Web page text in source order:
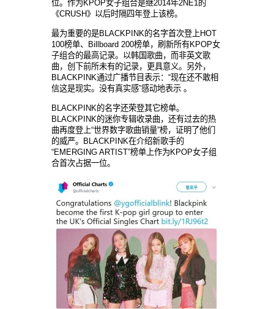
位。作为KPOP女子组合是继2014年2NE1的
《CRUSH》以后时隔四年登上该榜。
最为重要的是BLACKPINK的名字首次登上HOT
100榜单、Billboard 200榜单，刷新所有KPOP女
子组合的最高记录。以韩国歌曲，而非英文歌
曲，创下前所未有的记录，更具意义。另外，
BLACKPINK通过广播节目表示：“现在还不敢相
信这是现实。没有真实感”感动地表示 。
BLACKPINK的名字还荣登其它榜单。
BLACKPINK的迷你专辑收录曲，还有过去的热
曲再度登上“世界数字歌曲销量”榜，证明了他们
的威严。BLACKPINK在介绍新歌手的
“EMERGING ARTIST”榜单上作为KPOP女子组
合首次占据一位。